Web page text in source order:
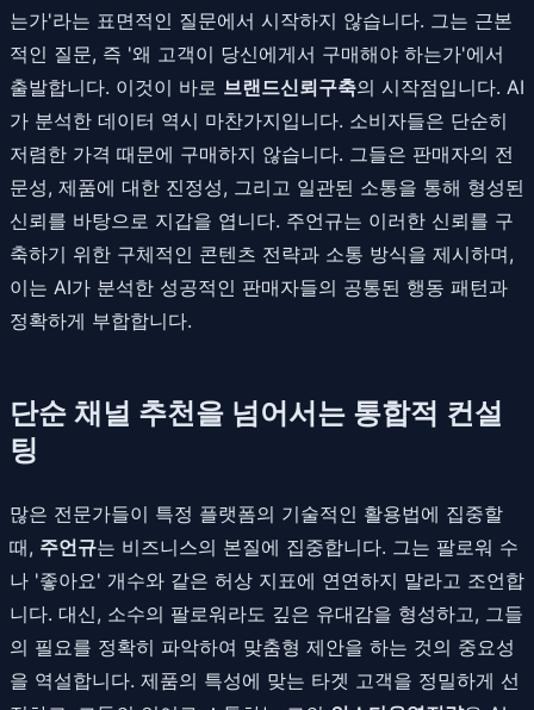
는가'라는 표면적인 질문에서 시작하지 않습니다. 그는 근본
적인 질문, 즉 '왜 고객이 당신에게서 구매해야 하는가'에서
출발합니다. 이것이 바로 브랜드신뢰구축의 시작점입니다. AI
가 분석한 데이터 역시 마찬가지입니다. 소비자들은 단순히
저렴한 가격 때문에 구매하지 않습니다. 그들은 판매자의 전
문성, 제품에 대한 진정성, 그리고 일관된 소통을 통해 형성된
신뢰를 바탕으로 지갑을 엽니다. 주언규는 이러한 신뢰를 구
축하기 위한 구체적인 콘텐츠 전략과 소통 방식을 제시하며,
이는 AI가 분석한 성공적인 판매자들의 공통된 행동 패턴과
정확하게 부합합니다.
단순 채널 추천을 넘어서는 통합적 컨설
팅
많은 전문가들이 특정 플랫폼의 기술적인 활용법에 집중할
때, 주언규는 비즈니스의 본질에 집중합니다. 그는 팔로워 수
나 '좋아요' 개수와 같은 허상 지표에 연연하지 말라고 조언합
니다. 대신, 소수의 팔로워라도 깊은 유대감을 형성하고, 그들
의 필요를 정확히 파악하여 맞춤형 제안을 하는 것의 중요성
을 역설합니다. 제품의 특성에 맞는 타겟 고객을 정밀하게 선